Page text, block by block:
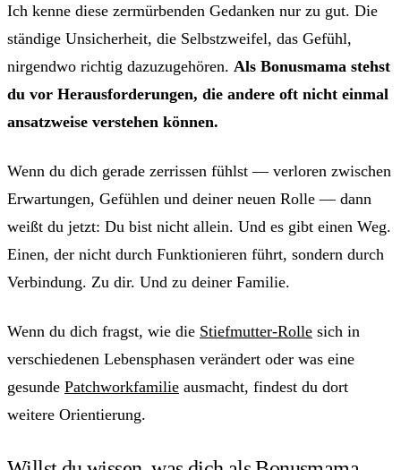
Ich kenne diese zermürbenden Gedanken nur zu gut. Die
ständige Unsicherheit, die Selbstzweifel, das Gefühl,
nirgendwo richtig dazuzugehören. Als Bonusmama stehst
du vor Herausforderungen, die andere oft nicht einmal
ansatzweise verstehen können.
Wenn du dich gerade zerrissen fühlst — verloren zwischen
Erwartungen, Gefühlen und deiner neuen Rolle — dann
weißt du jetzt: Du bist nicht allein. Und es gibt einen Weg.
Einen, der nicht durch Funktionieren führt, sondern durch
Verbindung. Zu dir. Und zu deiner Familie.
Wenn du dich fragst, wie die Stiefmutter-Rolle sich in
verschiedenen Lebensphasen verändert oder was eine
gesunde Patchworkfamilie ausmacht, findest du dort
weitere Orientierung.